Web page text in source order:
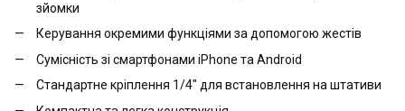
зйомки
Керування окремими функціями за допомогою жестів
Сумісність зі смартфонами iPhone та Android
Стандартне кріплення 1/4" для встановлення на штативи